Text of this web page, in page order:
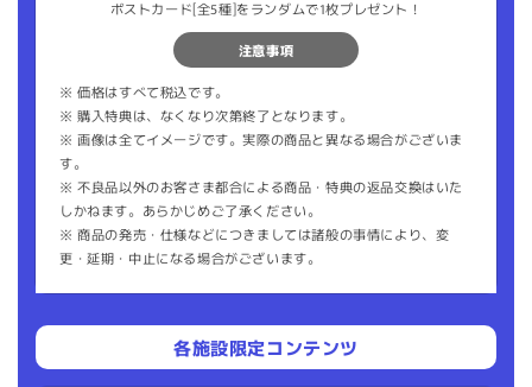
ポストカード[全5種]をランダムで1枚プレゼント！
注意事項
※ 価格はすべて税込です。
※ 購入特典は、なくなり次第終了となります。
※ 画像は全てイメージです。実際の商品と異なる場合がございま
す。
※ 不良品以外のお客さま都合による商品・特典の返品交換はいた
しかねます。あらかじめご了承ください。
※ 商品の発売・仕様などにつきましては諸般の事情により、変
更・延期・中⽌になる場合がございます。
各施設限定コンテンツ